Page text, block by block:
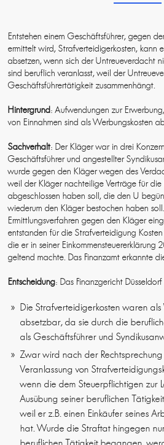
Entstehen einem Geschäftsführer, gegen
ermittelt wird, Strafverteidigerkosten, kann
absetzen, wenn sich der Untreueverdacht
sind beruflich veranlasst, weil der
Geschäftsführertätigkeit zusammenhängt.
Hintergrund: Aufwendungen zur
von Einnahmen sind als Werbungskosten
Sachverhalt: Der Kläger war in drei
Geschäftsführer und angestellter
wurde gegen den Kläger wegen des
weil der Kläger nachteilige Verträge für die
abgeschlossen haben soll, die den U
wiederum den Kläger bestochen haben
Ermittlungsverfahren gegen den Kläger
entstanden für die Strafverteidigung
die er in seiner Einkommensteuererklärung
geltend machte. Das Finanzamt erkannte
Entscheidung: Das Finanzgericht
Die Strafverteidigerkosten waren
absetzbar, da sie durch die
als Geschäftsführer und
Zwar wird nach der
Veranlassung von
wenn die dem Steuerpflichtigen zur
Ausübung seiner beruflichen
weil er z.B. einen Einkäufer seines
hat. Wurde die Straftat hingegen